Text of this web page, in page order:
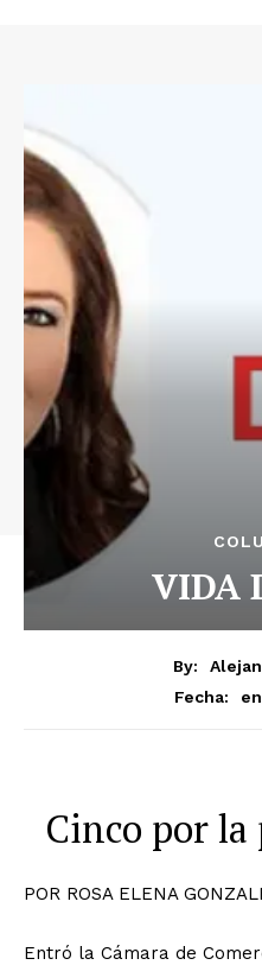
VIDA
By:
Fecha:
Cinco por
POR ROSA ELENA
Entró la Cámara de